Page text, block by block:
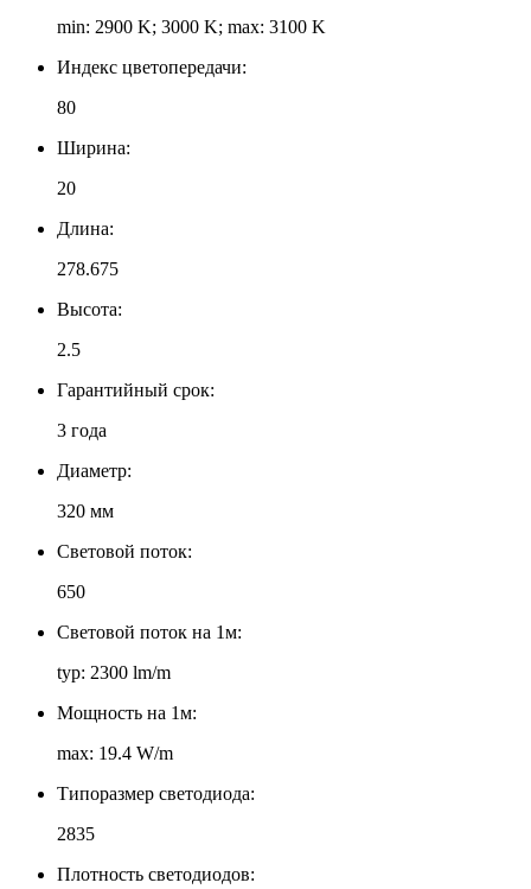
min: 2900 K; 3000 K; max: 3100 K
Индекс цветопередачи:
80
Ширина:
20
Длина:
278.675
Высота:
2.5
Гарантийный срок:
3 года
Диаметр:
320 мм
Световой поток:
650
Световой поток на 1м:
typ: 2300 lm/m
Мощность на 1м:
max: 19.4 W/m
Типоразмер светодиода:
2835
Плотность светодиодов: